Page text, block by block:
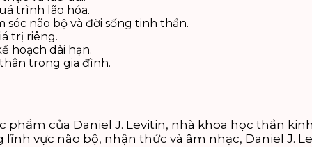
trình lão hóa.
não bộ và đời sống tinh thần.
trị riêng.
hoạch dài hạn.
trong gia đình.
phẩm của Daniel J. Levitin, nhà khoa học thần
vực não bộ, nhận thức và âm nhạc, Daniel J.